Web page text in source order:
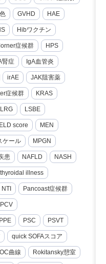
GVHD HAE
Hibワクチン
症候群 HPS
腎症 IgA血管炎
irAE JAK阻害薬
症候群 KRAS
LRG LSBE
score MEN
ケール MPGN
患 NAFLD NASH
illness
NTI Pancoast症候群
PCV
PPE PSC PSVT
quick SOFAスコア
曲線 Rokitansky憩室